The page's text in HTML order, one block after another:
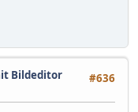
#636
Bildeditor